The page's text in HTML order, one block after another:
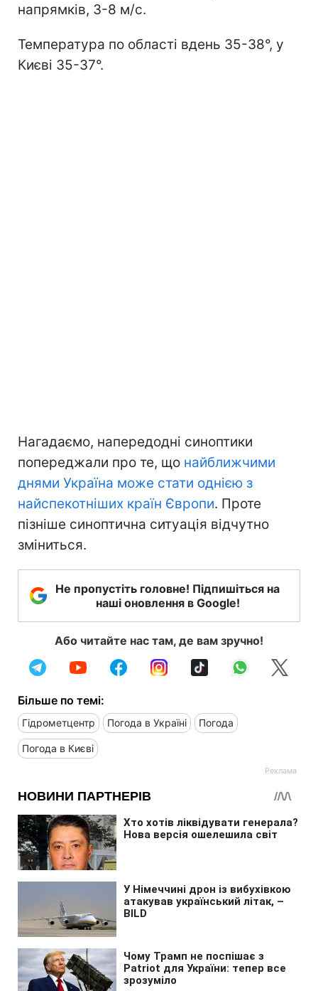
напрямків, 3-8 м/с.
Температура по області вдень 35-38°, у
Києві 35-37°.
Нагадаємо, напередодні синоптики
попереджали про те, що найближчими
днями Україна може стати однією з
найспекотніших країн Європи. Проте
пізніше синоптична ситуація відчутно
зміниться.
Не пропустіть головне! Підпишіться на
наші оновлення в Google!
Або читайте нас там, де вам зручно!
Більше по темі:
Гідрометцентр Погода в Україні Погода
Погода в Києві